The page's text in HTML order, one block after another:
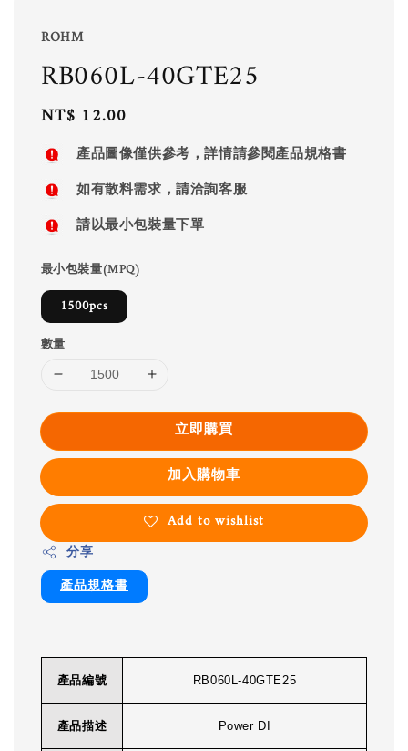
ROHM
RB060L-40GTE25
Regular
price
NT$ 12.00
產品圖像僅供參考，詳情請參閱產品規格書
如有散料需求，請洽詢客服
請以最小包裝量下單
最小包裝量(MPQ)
1500pcs
數量
立即購買
加入購物車
Add to wishlist
分享
產品規格書
產品編號 RB060L-40GTE25
產品描述 Power DI